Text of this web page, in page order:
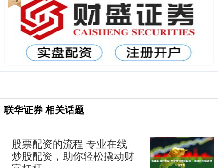
联华证券 相关话题
股票配资的流程 专业在线
炒股配资，助你轻松撬动财